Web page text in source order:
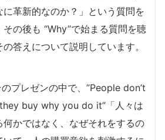
に革新的なのか？」という質問を
の後も “Why”で始まる質問を聴
答えについて説明しています。
プレゼンの中で、”People don’t
buy why you do it”「人々は
何かではなく、なぜそれをするの